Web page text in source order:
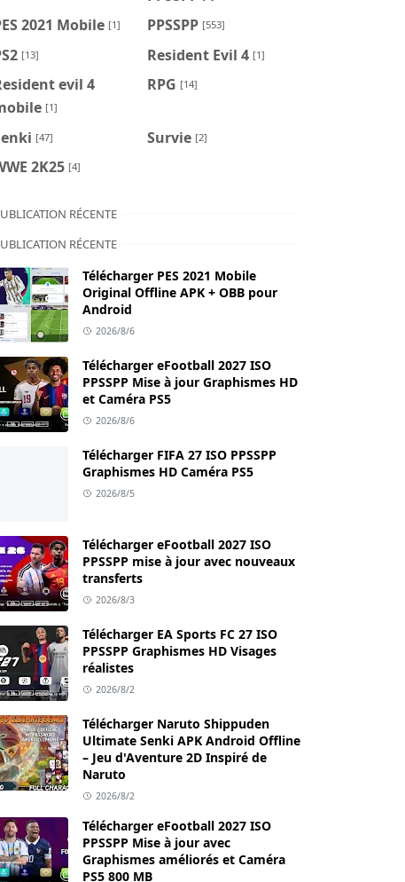
2021 Mobile [1] PPSSPP [553]
[13] Resident Evil 4 [1]
evil 4
[1]
RPG [14]
[47] Survie [2]
2K25 [4]
RÉCENTE
RÉCENTE
Télécharger PES 2021 Mobile
Original Offline APK + OBB pour
Android
2026/8/6
Télécharger eFootball 2027 ISO
PPSSPP Mise à jour Graphismes HD
et Caméra PS5
2026/8/6
Télécharger FIFA 27 ISO PPSSPP
Graphismes HD Caméra PS5
2026/8/5
Télécharger eFootball 2027 ISO
PPSSPP mise à jour avec nouveaux
transferts
2026/8/3
Télécharger EA Sports FC 27 ISO
PPSSPP Graphismes HD Visages
réalistes
2026/8/2
Télécharger Naruto Shippuden
Ultimate Senki APK Android Offline
– Jeu d'Aventure 2D Inspiré de
Naruto
2026/8/2
Télécharger eFootball 2027 ISO
PPSSPP Mise à jour avec
Graphismes améliorés et Caméra
PS5 800 MB